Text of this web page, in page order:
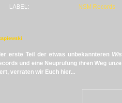
LABEL:
NSM Records
erste Teil der etwas unbekannteren
und eine Neuprüfung ihren Weg
verraten wir Euch hier...